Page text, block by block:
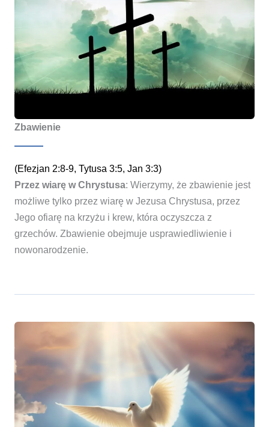
Zbawienie
(Efezjan 2:8-9, Tytusa 3:5, Jan 3:3)
Przez wiarę w Chrystusa: Wierzymy, że zbawienie jest
możliwe tylko przez wiarę w Jezusa Chrystusa, przez
Jego ofiarę na krzyżu i krew, która oczyszcza z
grzechów. Zbawienie obejmuje usprawiedliwienie i
nowonarodzenie.